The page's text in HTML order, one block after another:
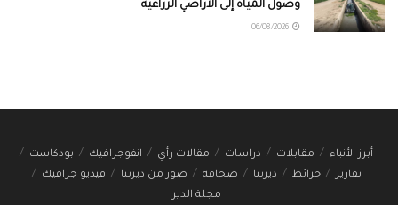
وصول المياه إلى الأراضي الزراعية
أبرز الأنباء مقابلات دراسات مقالات رأي انفوجرافيك
بودكاست
تقارير
خرائط ديرتنا صحافة صور من ديرتنا
فيديو جرافيك
مجلة الدير